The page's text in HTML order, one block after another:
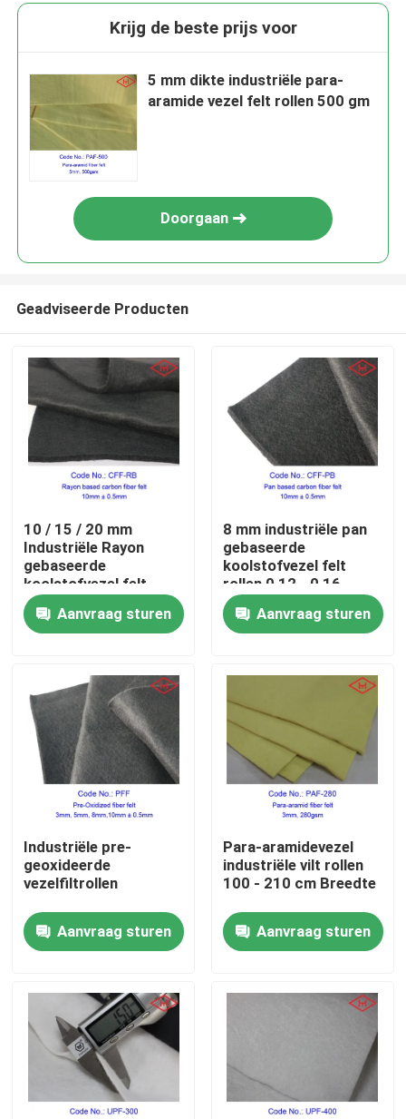
Thuis
Videos
Over ons
Fabrieksreis
Kwaliteitscontrole
Contacteer ons
nieuws
Vraag een offerte aan
De Stof van koolstofaramid
Krijg de beste prijs voor
5 mm dikte industriële para-
aramide vezel felt rollen 500 gm
Doorgaan
Geadviseerde Producten
10 / 15 / 20 mm
Industriële Rayon
gebaseerde
koolstofvezel felt
rollen
Aanvraag sturen
8 mm industriële pan
gebaseerde
koolstofvezel felt
rollen 0,12 - 0,16
g/cm3
Aanvraag sturen
Industriële pre-
geoxideerde
vezelfiltrollen
Aanvraag sturen
Para-aramidevezel
industriële vilt rollen
100 - 210 cm Breedte
Aanvraag sturen